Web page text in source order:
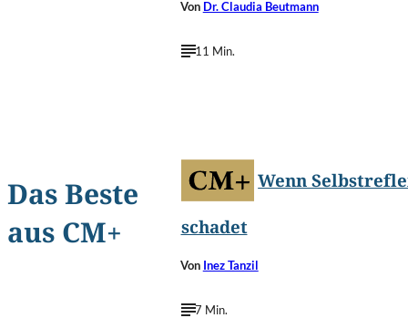
Das Beste
aus CM+
Von Dr. Claudia Beutmann
11 Min.
Wenn
schadet
Von Inez Tanzil
7 Min.